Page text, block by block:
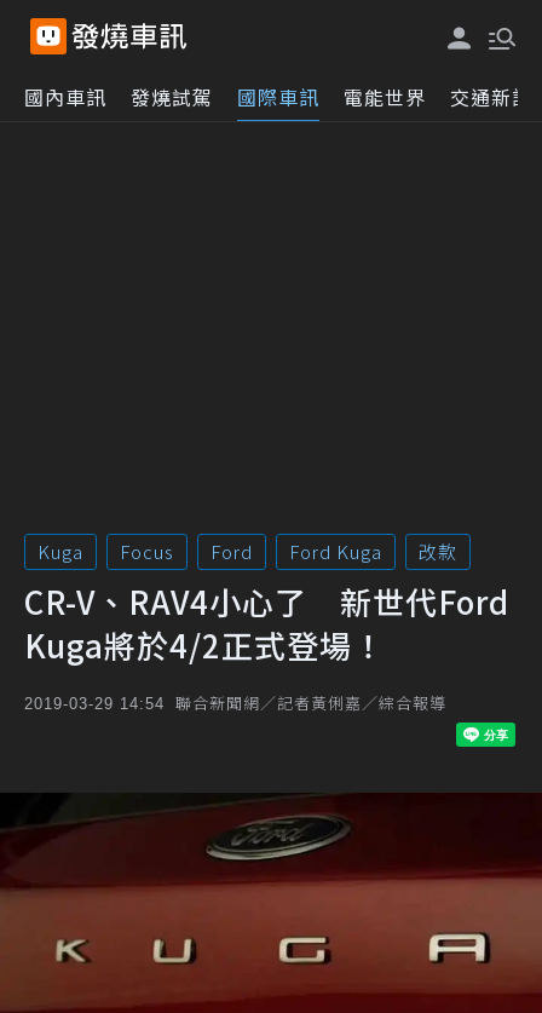
國內車訊 發燒試駕 國際車訊 電能世界 交通新訊
Kuga Focus Ford Ford Kuga 改款
CR-V、RAV4小心了 新世代Ford
Kuga將於4/2正式登場！
2019-03-29 14:54 聯合新聞網／記者黃俐嘉／綜合報導